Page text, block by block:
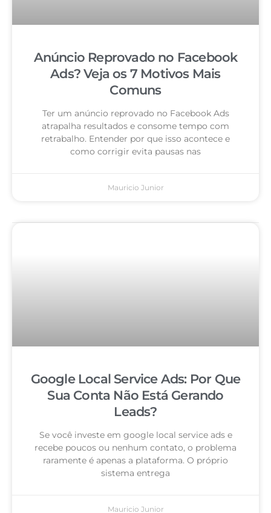
Anúncio Reprovado no Facebook
Ads? Veja os 7 Motivos Mais
Comuns
Ter um anúncio reprovado no Facebook Ads
atrapalha resultados e consome tempo com
retrabalho. Entender por que isso acontece e
como corrigir evita pausas nas
Mauricio Junior
Google Local Service Ads: Por Que
Sua Conta Não Está Gerando
Leads?
Se você investe em google local service ads e
recebe poucos ou nenhum contato, o problema
raramente é apenas a plataforma. O próprio
sistema entrega
Mauricio Junior